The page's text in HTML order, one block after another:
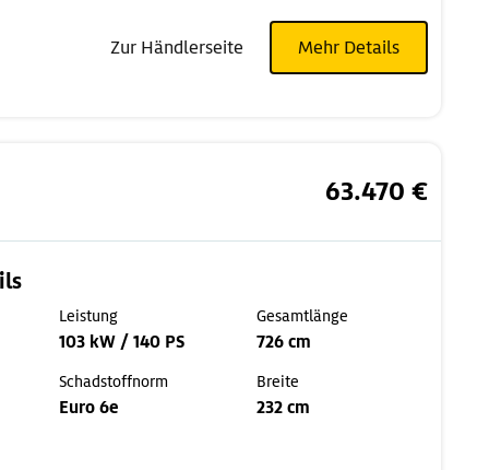
Zur Händlerseite Mehr Details
63.470 €
Leistung
103 kW / 140 PS
Gesamtlänge
726 cm
Schadstoffnorm
Euro 6e
Breite
232 cm